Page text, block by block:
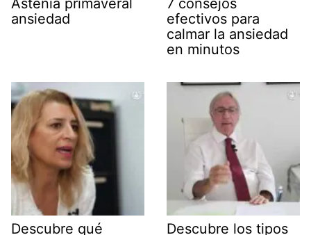
Astenia primaveral
ansiedad
7 consejos
efectivos para
calmar la ansiedad
en minutos
Descubre qué Descubre los tipos